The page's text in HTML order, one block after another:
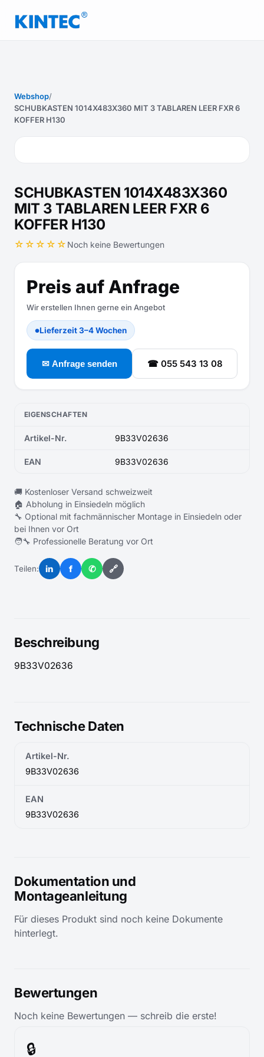
Webshop/
SCHUBKASTEN 1014X483X360 MIT 3 TABLAREN LEER FXR 6
KOFFER H130
SCHUBKASTEN 1014X483X360
MIT 3 TABLAREN LEER FXR 6
KOFFER H130
☆☆☆☆☆ Noch keine Bewertungen
Preis auf Anfrage
Wir erstellen Ihnen gerne ein Angebot
●Lieferzeit 3–4 Wochen
✉ Anfrage senden ☎ 055 543 13 08
EIGENSCHAFTEN
Artikel-Nr. 9B33V02636
EAN 9B33V02636
🚚 Kostenloser Versand schweizweit
🏠 Abholung in Einsiedeln möglich
🔧 Optional mit fachmännischer Montage in Einsiedeln oder
bei Ihnen vor Ort
🧑‍🔧 Professionelle Beratung vor Ort
Teilen: in f ✆ 🔗
Beschreibung
9B33V02636
Technische Daten
Artikel-Nr.
9B33V02636
EAN
9B33V02636
Dokumentation und
Montageanleitung
Für dieses Produkt sind noch keine Dokumente
hinterlegt.
Bewertungen
Noch keine Bewertungen — schreib die erste!
🔒